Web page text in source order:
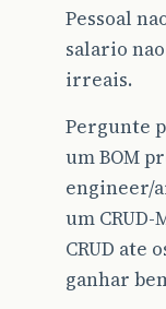
Pessoal
salario
irreais.
Pergunte
um BOM
engineer/
um CRUD-
CRUD ate
ganhar